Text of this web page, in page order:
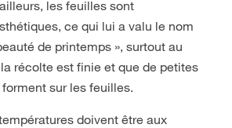
les feuilles sont
ce qui lui a valu le nom
de printemps », surtout au
récolte est finie et que de petites
sur les feuilles.
doivent être aux